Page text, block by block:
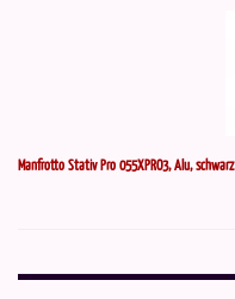
Manfrotto Stativ Pro 055XPRO3, Alu, schwarz